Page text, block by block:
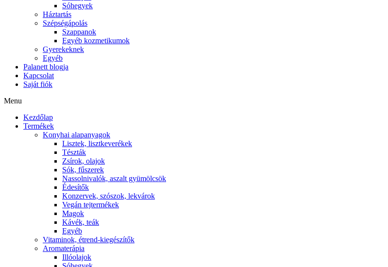
Sóhegyek
Háztartás
Szépségápolás
Szappanok
Egyéb kozmetikumok
Gyerekeknek
Egyéb
Palanett blogja
Kapcsolat
Saját fiók
Menu
Kezdőlap
Termékek
Konyhai alapanyagok
Lisztek, lisztkeverékek
Tészták
Zsírok, olajok
Sók, fűszerek
Nassolnivalók, aszalt gyümölcsök
Édesítők
Konzervek, szószok, lekvárok
Vegán tejtermékek
Magok
Kávék, teák
Egyéb
Vitaminok, étrend-kiegészítők
Aromaterápia
Illóolajok